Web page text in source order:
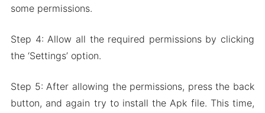
some permissions.
Step 4: Allow all the required permissions by clicking
the ‘Settings’ option.
Step 5: After allowing the permissions, press the back
button, and again try to install the Apk file. This time,